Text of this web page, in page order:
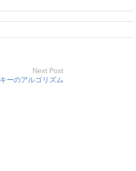
Next Post
ーのアルゴリズム